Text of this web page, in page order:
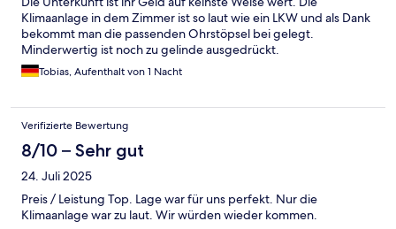
Klimaanlage in dem Zimmer ist so laut wie ein LKW und als Dank
bekommt man die passenden Ohrstöpsel bei gelegt.
Minderwertig ist noch zu gelinde ausgedrückt.
Tobias, Aufenthalt von 1 Nacht
Verifizierte Bewertung
8/10 – Sehr gut
24. Juli 2025
Preis / Leistung Top. Lage war für uns perfekt. Nur die
Klimaanlage war zu laut. Wir würden wieder kommen.